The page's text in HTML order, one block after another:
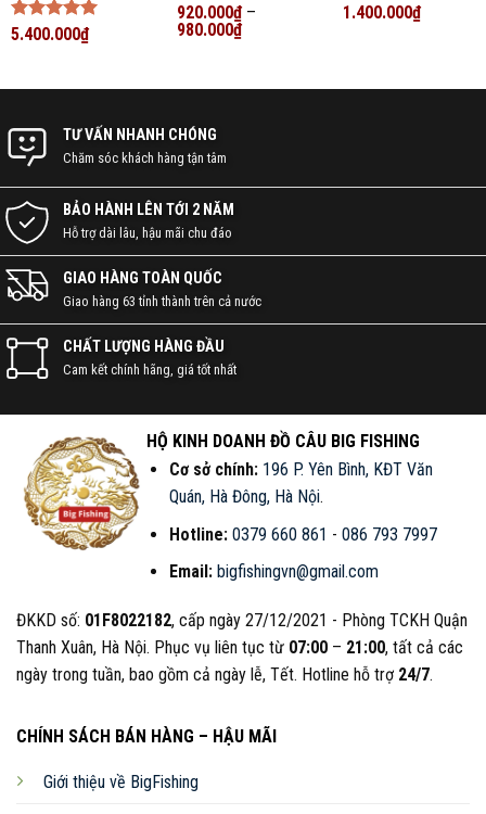
Được xếp
5.400.000₫
Được xếp
hạng55
920.000₫–
980.000₫
Được xếp
1.400.000₫
TƯ VẤN NHANH CHÓNG
Chăm sóc khách hàng tận tâm
BẢO HÀNH LÊN TỚI 2 NĂM
Hỗ trợ dài lâu, hậu mãi chu đáo
GIAO HÀNG TOÀN QUỐC
Giao hàng 63 tỉnh thành trên cả nước
CHẤT LƯỢNG HÀNG ĐẦU
Cam kết chính hãng, giá tốt nhất
HỘ KINH DOANH ĐỒ CÂU BIG FISHING
Cơ sở chính: 196 P. Yên Bình, KĐT Văn
Quán, Hà Đông, Hà Nội.
Hotline: 0379 660 861 - 086 793 7997
Email: bigfishingvn@gmail.com
ĐKKD số: 01F8022182, cấp ngày 27/12/2021 - Phòng TCKH Quận
Thanh Xuân, Hà Nội. Phục vụ liên tục từ 07:00 – 21:00, tất cả các
ngày trong tuần, bao gồm cả ngày lễ, Tết. Hotline hỗ trợ 24/7.
CHÍNH SÁCH BÁN HÀNG – HẬU MÃI
Giới thiệu về BigFishing